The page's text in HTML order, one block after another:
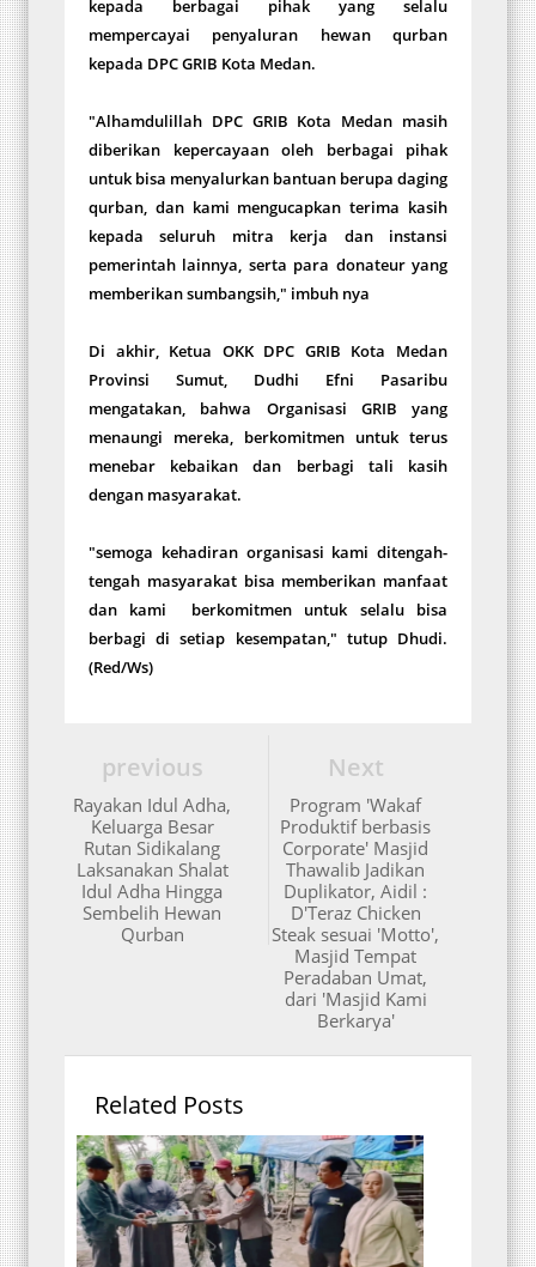
kepada berbagai pihak yang selalu
mempercayai penyaluran hewan qurban
kepada DPC GRIB Kota Medan.
"Alhamdulillah DPC GRIB Kota Medan masih
diberikan kepercayaan oleh berbagai pihak
untuk bisa menyalurkan bantuan berupa daging
qurban, dan kami mengucapkan terima kasih
kepada seluruh mitra kerja dan instansi
pemerintah lainnya, serta para donateur yang
memberikan sumbangsih," imbuh nya
Di akhir, Ketua OKK DPC GRIB Kota Medan
Provinsi Sumut, Dudhi Efni Pasaribu
mengatakan, bahwa Organisasi GRIB yang
menaungi mereka, berkomitmen untuk terus
menebar kebaikan dan berbagi tali kasih
dengan masyarakat.
"semoga kehadiran organisasi kami ditengah-
tengah masyarakat bisa memberikan manfaat
dan kami berkomitmen untuk selalu bisa
berbagi di setiap kesempatan," tutup Dhudi.
(Red/Ws)
Next
Program 'Wakaf
Produktif berbasis
Corporate' Masjid
Thawalib Jadikan
Duplikator, Aidil :
D'Teraz Chicken
Steak sesuai 'Motto',
Masjid Tempat
Peradaban Umat,
dari 'Masjid Kami
Berkarya'
previous
Rayakan Idul Adha,
Keluarga Besar
Rutan Sidikalang
Laksanakan Shalat
Idul Adha Hingga
Sembelih Hewan
Qurban
Related Posts